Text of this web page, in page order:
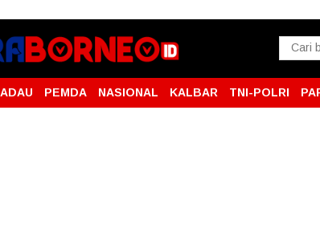
PEMDA NASIONAL KALBAR TNI-POLRI